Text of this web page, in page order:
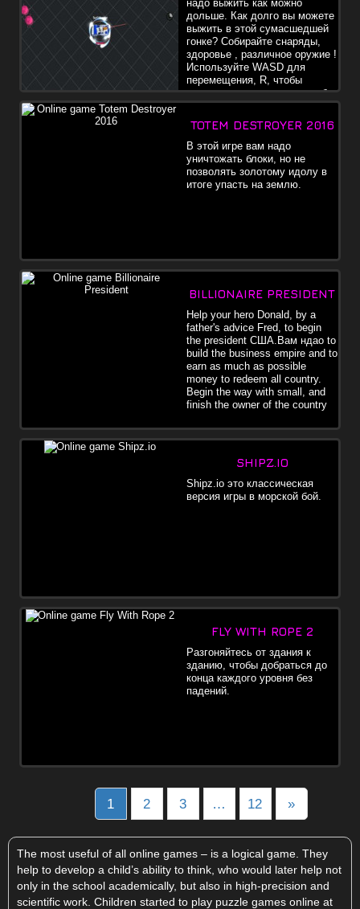
надо выжить как можно
дольше. Как долго вы можете
выжить в этой сумасшедшей
гонке? Собирайте снаряды,
здоровье , различное оружие !
Используйте WASD для
перемещения, R, чтобы
перезагрузить, и мышь, чтобы
стрелять.
TOTEM DESTROYER 2016
В этой игре вам надо
уничтожать блоки, но не
позволять золотому идолу в
итоге упасть на землю.
BILLIONAIRE PRESIDENT
Help your hero Donald, by a
father's advice Fred, to begin
the president США.Вам ндао to
build the business empire and to
earn as much as possible
money to redeem all country.
Begin the way with small, and
finish the owner of the country
SHIPZ.IO
Shipz.io это классическая
версия игры в морской бой.
FLY WITH ROPE 2
Разгоняйтесь от здания к
зданию, чтобы добраться до
конца каждого уровня без
падений.
navigation
1 2 3 … 12 »
The most useful of all online games – is a logical game. They
help to develop a child’s ability to think, who would later help not
only in the school academically, but also in high-precision and
scientific work. Children started to play puzzle games online at